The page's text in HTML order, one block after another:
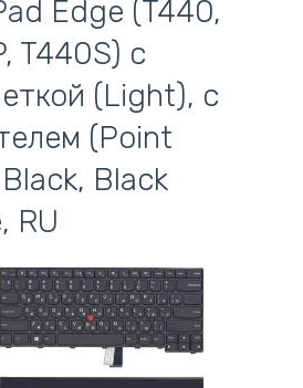
Edge (T440,
T440S) с
(Light), с
(Point
Black
RU